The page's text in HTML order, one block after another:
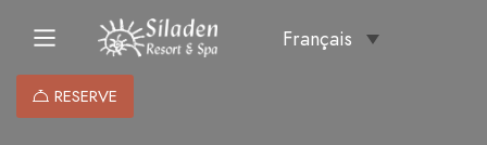
Français
RESERVE